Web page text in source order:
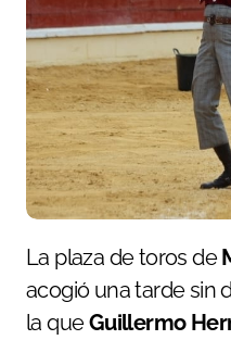
La plaza de toros de
acogió una tarde sin
la queGuillermo